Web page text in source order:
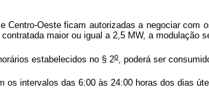
Oeste ficam autorizadas a negociar com
maior ou igual a 2,5 MW, a modulação
estabelecidos no § 2o , poderá ser
os intervalos das 6:00 às 24:00 horas dos dias